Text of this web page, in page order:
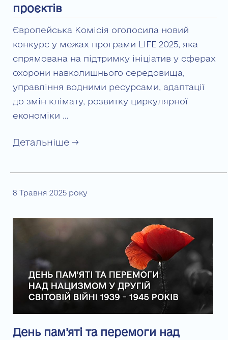
проєктів
Європейська Комісія оголосила новий
конкурс у межах програми LIFE 2025, яка
спрямована на підтримку ініціатив у сферах
охорони навколишнього середовища,
управління водними ресурсами, адаптації
до змін клімату, розвитку циркулярної
економіки …
Детальніше →
8 Травня 2025 року
День пам’яті та перемоги над